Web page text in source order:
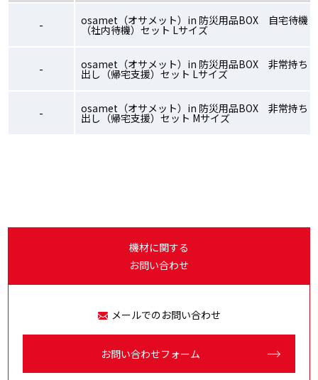
- osamet（オサメット）in 防災用品BOX 自宅待機
（社内待機）セット Lサイズ
- osamet（オサメット）in 防災用品BOX 非常持ち
出し（帰宅支援）セット Lサイズ
- osamet（オサメット）in 防災用品BOX 非常持ち
出し（帰宅支援）セット Mサイズ
機材に関する
お問い合わせ
メールでのお問い合わせ
お問い合わせフォーム